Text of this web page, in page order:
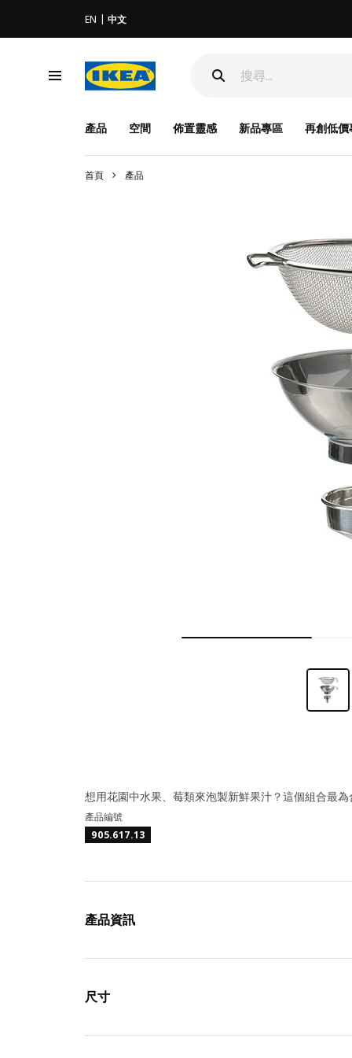
EN 中文
產品 空間 佈置靈感 新品專區 再創低價
首頁 產品
想用花園中水果、莓類來泡製新鮮果汁？這個組合最
產品編號
905.617.13
產品資訊
尺寸